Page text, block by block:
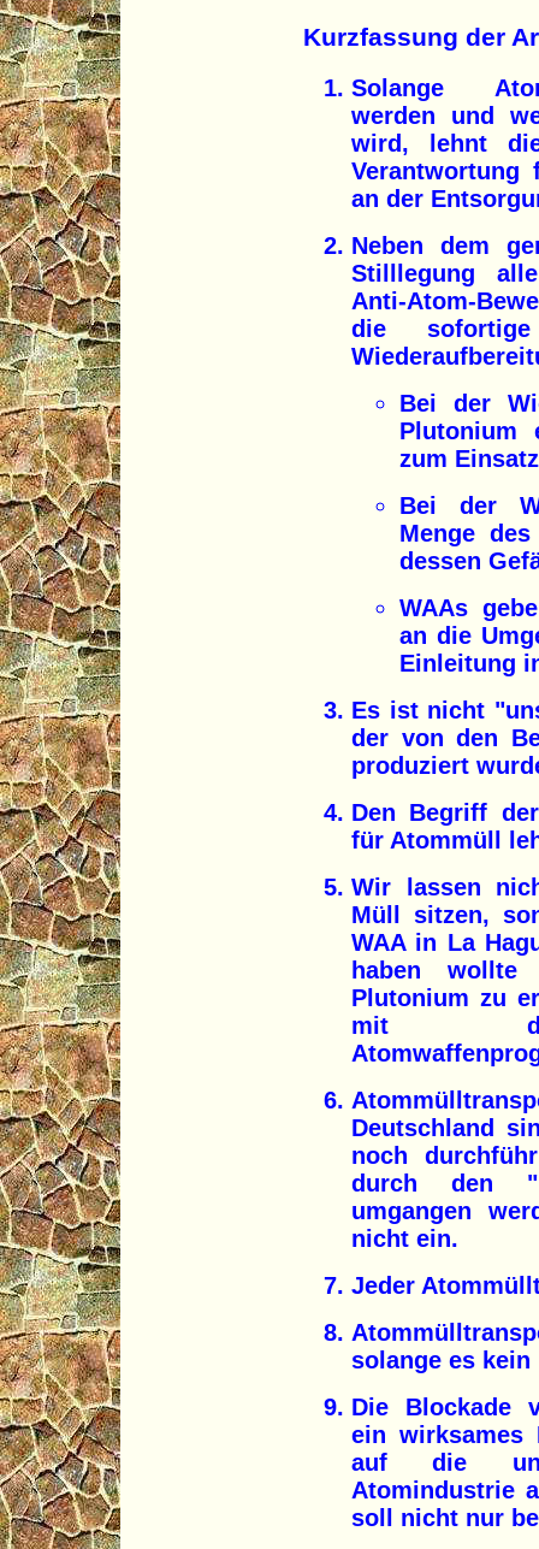
Kurzfassung der
Solange
werden und
wird, lehnt
an der
Neben dem
Stilllegung
Anti-Atom-
die
Bei der
Plutonium
zum
Bei der
Menge
dessen
WAAs
an die
Einleitung
Es ist nicht
der von den
produziert
Den Begriff
für Atommüll
Wir lassen
Müll sitzen,
WAA in La
haben
Plutonium zu
mit
Deutschland
noch
durch den
umgangen
nicht ein.
Jeder
solange es
Die Blockade
ein wirksames
auf die
Atomindustrie
soll nicht nur